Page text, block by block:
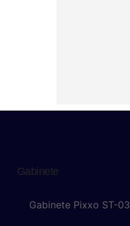
Gabinete
Gabinete Pixxo ST-03